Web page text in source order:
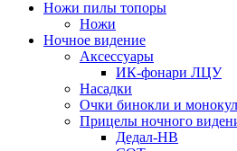
Ножи пилы топоры
Ножи
Ночное видение
Аксессуары
ИК-фонари ЛЦУ
Насадки
Очки бинокли и
Прицелы ночного
Дедал-НВ